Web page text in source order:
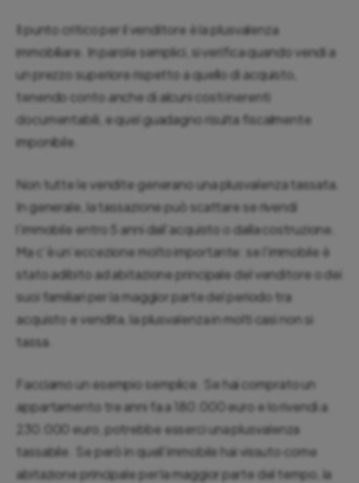
Il punto critico per il venditore è la plusvalenza
immobiliare. In parole semplici, si verifica quando vendi a
un prezzo superiore rispetto a quello di acquisto,
tenendo conto anche di alcuni costi inerenti
documentabili, e quel guadagno risulta fiscalmente
imponibile.
Non tutte le vendite generano una plusvalenza tassata.
In generale, la tassazione può scattare se rivendi
l’immobile entro 5 anni dall’acquisto o dalla costruzione.
Ma c’è un’eccezione molto importante: se l’immobile è
stato adibito ad abitazione principale del venditore o dei
suoi familiari per la maggior parte del periodo tra
acquisto e vendita, la plusvalenza in molti casi non si
tassa.
Facciamo un esempio semplice. Se hai comprato un
appartamento tre anni fa a 180.000 euro e lo rivendi a
230.000 euro, potrebbe esserci una plusvalenza
tassabile. Se però in quell’immobile hai vissuto come
abitazione principale per la maggior parte del tempo, la